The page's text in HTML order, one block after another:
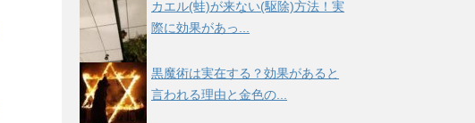
カエル(蛙)が来ない(駆除)方法！実
際に効果があっ...
黒魔術は実在する？効果があると
言われる理由と金色の...